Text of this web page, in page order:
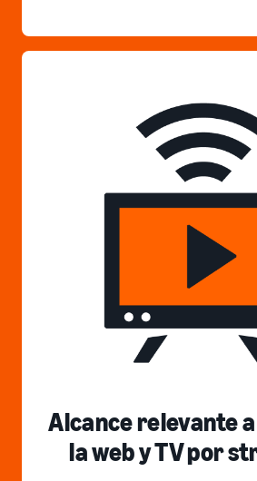
Alcance relevante
la web y TV por